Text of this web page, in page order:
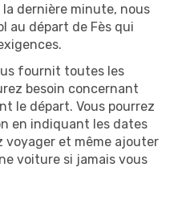
dernière minute, nous
au départ de Fès qui
fournit toutes les
besoin concernant
le départ. Vous pourrez
en indiquant les dates
voyager et même ajouter
voiture si jamais vous